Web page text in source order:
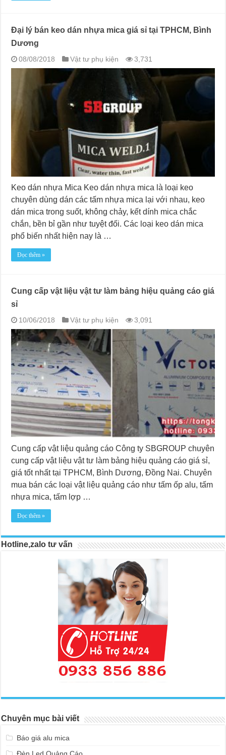
Đại lý bán keo dán nhựa mica giá sỉ tại TPHCM, Bình
Dương
08/08/2018 Vật tư phụ kiện 3,731
Keo dán nhựa Mica Keo dán nhựa mica là loại keo
chuyên dùng dán các tấm nhựa mica lại với nhau, keo
dán mica trong suốt, không chảy, kết dính mica chắc
chắn, bền bỉ gần như tuyệt đối. Các loại keo dán mica
phổ biến nhất hiện nay là …
Đọc thêm »
Cung cấp vật liệu vật tư làm bảng hiệu quảng cáo giá
sỉ
10/06/2018 Vật tư phụ kiện 3,091
Cung cấp vật liệu quảng cáo Công ty SBGROUP chuyên
cung cấp vật liệu vật tư làm bảng hiệu quảng cáo giá sỉ,
giá tốt nhất tại TPHCM, Bình Dương, Đồng Nai. Chuyên
mua bán các loại vật liệu quảng cáo như tấm ốp alu, tấm
nhựa mica, tấm lợp …
Đọc thêm »
Hotline,zalo tư vấn
Chuyên mục bài viết
Báo giá alu mica
Đèn Led Quảng Cáo